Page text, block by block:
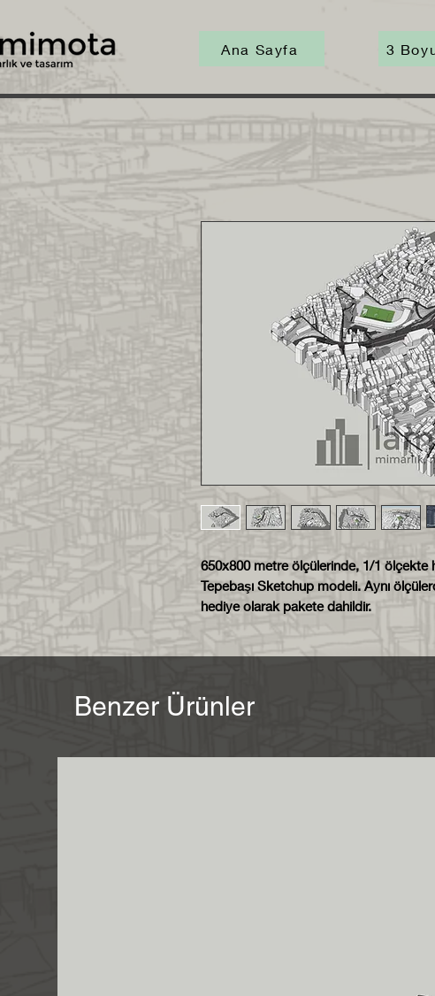
Ana Sayfa 3
650x800 metre ölçülerinde, 1/1 ölçekte
Tepebaşı Sketchup modeli. Aynı
hediye olarak pakete dahildir.
Benzer Ürünler